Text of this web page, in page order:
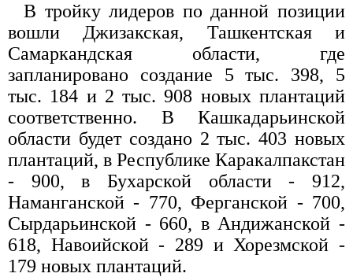
В тройку лидеров по данной позиции
вошли Джизакская, Ташкентская и
Самаркандская области, где
запланировано создание 5 тыс. 398, 5
тыс. 184 и 2 тыс. 908 новых плантаций
соответственно. В Кашкадарьинской
области будет создано 2 тыс. 403 новых
плантаций, в Республике Каракалпакстан
- 900, в Бухарской области - 912,
Наманганской - 770, Ферганской - 700,
Сырдарьинской - 660, в Андижанской -
618, Навоийской - 289 и Хорезмской -
179 новых плантаций.